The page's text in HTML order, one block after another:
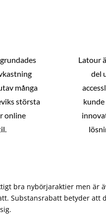
många
största
online
Latour
del
kunde
bra nybörjaraktier men är
Substansrabatt betyder att